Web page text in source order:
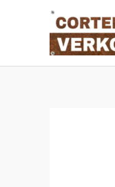
inhoud